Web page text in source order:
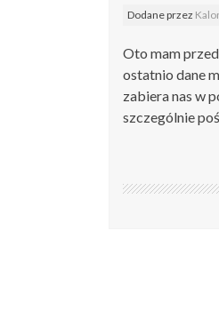
Dodaneprzez
Oto mam
ostatnio dane
zabiera nas w
szczególnie